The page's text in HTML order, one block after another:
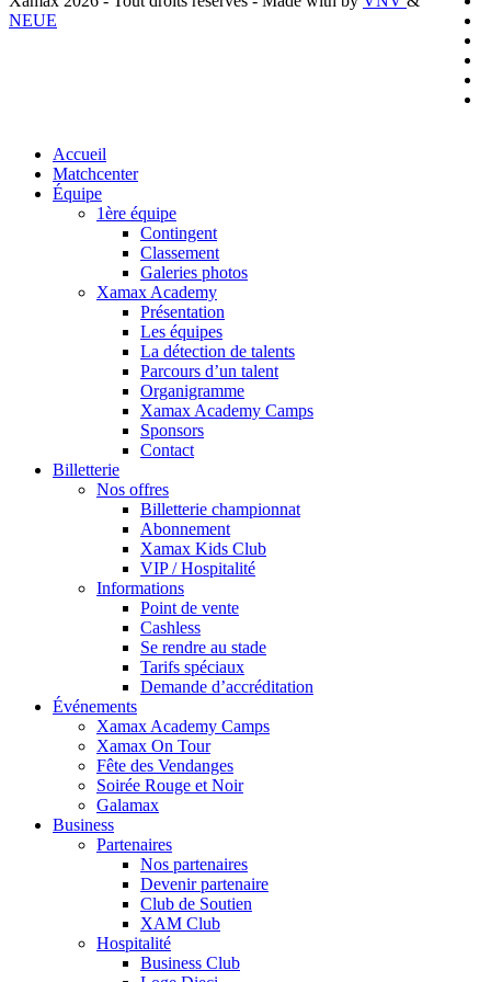
NEUE
Close
Menu
Accueil
Matchcenter
Équipe
1ère équipe
Contingent
Classement
Galeries photos
Xamax Academy
Présentation
Les équipes
La détection de talents
Parcours d’un talent
Organigramme
Xamax Academy Camps
Sponsors
Contact
Billetterie
Nos offres
Billetterie championnat
Abonnement
Xamax Kids Club
VIP / Hospitalité
Informations
Point de vente
Cashless
Se rendre au stade
Tarifs spéciaux
Demande d’accréditation
Événements
Xamax Academy Camps
Xamax On Tour
Fête des Vendanges
Soirée Rouge et Noir
Galamax
Business
Partenaires
Nos partenaires
Devenir partenaire
Club de Soutien
XAM Club
Hospitalité
Business Club